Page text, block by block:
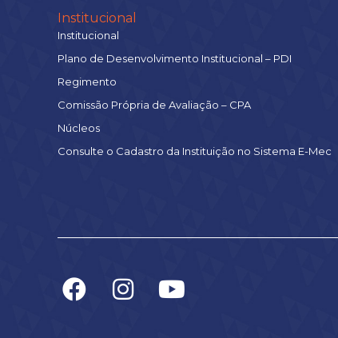
Institucional
Institucional
Plano de Desenvolvimento Institucional – PDI
Regimento
Comissão Própria de Avaliação – CPA
Núcleos
Consulte o Cadastro da Instituição no Sistema E-Mec